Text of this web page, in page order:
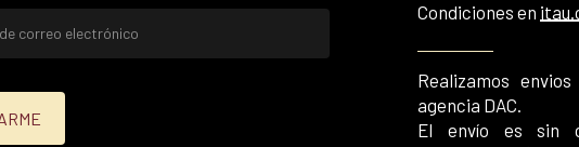
Condiciones en
Realizamos
agencia DAC.
El envío es sin